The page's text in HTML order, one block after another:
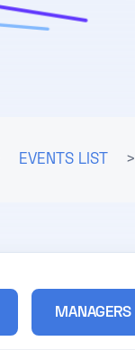
EVENTS LIST >
MANAGERS